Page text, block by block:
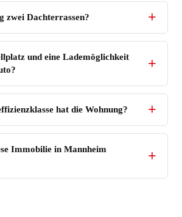
zwei Dachterrassen?
und eine Lademöglichkeit
hat die Wohnung?
Immobilie in Mannheim